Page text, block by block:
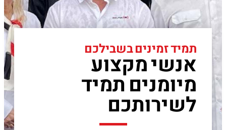
תמיד זמינים בשבילכם
אנשי מקצוע
מיומנים תמיד
לשירותכם